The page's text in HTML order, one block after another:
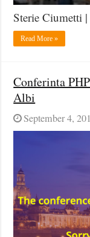
Sterie Ciumetti
Read More »
Conferinta
Albi
September 4,